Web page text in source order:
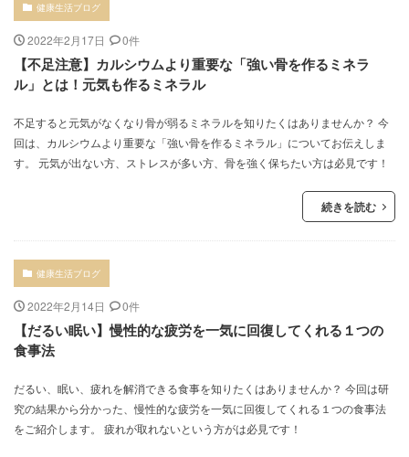
健康生活ブログ
2022年2月17日 0件
【不足注意】カルシウムより重要な「強い骨を作るミネラ
ル」とは！元気も作るミネラル
不足すると元気がなくなり骨が弱るミネラルを知りたくはありませんか？ 今
回は、カルシウムより重要な「強い骨を作るミネラル」についてお伝えしま
す。 元気が出ない方、ストレスが多い方、骨を強く保ちたい方は必見です！
続きを読む
健康生活ブログ
2022年2月14日 0件
【だるい眠い】慢性的な疲労を一気に回復してくれる１つの
食事法
だるい、眠い、疲れを解消できる食事を知りたくはありませんか？ 今回は研
究の結果から分かった、慢性的な疲労を一気に回復してくれる１つの食事法
をご紹介します。 疲れが取れないという方がは必見です！